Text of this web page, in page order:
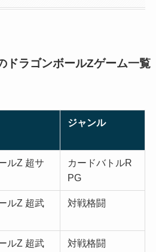
ドラゴンボールZゲーム一覧
ジャンル
ルZ 超サ
カードバトルR
PG
ルZ 超武
対戦格闘
ルZ 超武
対戦格闘